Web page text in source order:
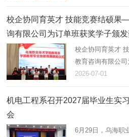
行政楼二楼报告
校企协同育英才 技能竞赛结硕
询有限公司为订单班获奖学子颁
校企协同育英才
教育咨询有限公
学子颁发奖金与奖
育系，为学前教
2026-07-01
机电工程系召开2027届毕业生实
会
6月29日，乌海职